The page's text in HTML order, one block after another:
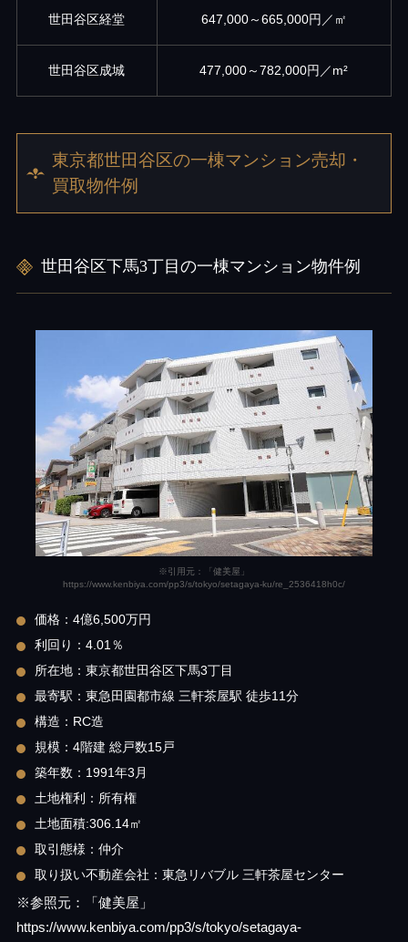
世田谷区経堂 647,000～665,000円／㎡
世田谷区成城 477,000～782,000円／m²
東京都世田谷区の一棟マンション売却・
買取物件例
世田谷区下馬3丁目の一棟マンション物件例
※引用元：「健美屋」
https://www.kenbiya.com/pp3/s/tokyo/setagaya-ku/re_2536418h0c/
価格：4億6,500万円
利回り：4.01％
所在地：東京都世田谷区下馬3丁目
最寄駅：東急田園都市線 三軒茶屋駅 徒歩11分
構造：RC造
規模：4階建 総戸数15戸
築年数：1991年3月
土地権利：所有権
土地面積:306.14㎡
取引態様：仲介
取り扱い不動産会社：東急リバブル 三軒茶屋センター
※参照元：「健美屋」
https://www.kenbiya.com/pp3/s/tokyo/setagaya-